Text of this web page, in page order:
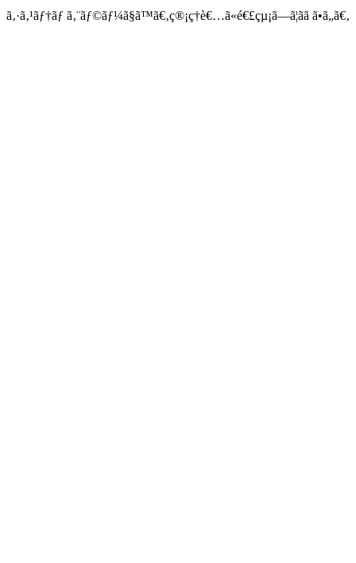
ã‚·ã‚¹ãƒ†ãƒ ã‚¨ãƒ©ãƒ¼ã§ã™ã€‚ç®¡ç†è€…ã«é€£çµ¡ã—ã¦ãã ã•ã„ã€‚